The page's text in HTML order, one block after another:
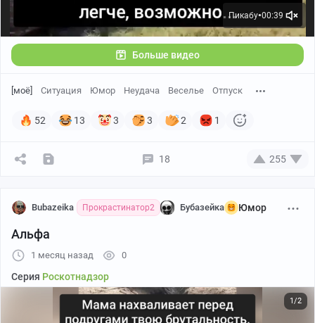
Пикабу●00:39
Больше видео
[моё] Ситуация Юмор Неудача Веселье Отпуск
52 13 3 3 2 1
18 255
Bubazeika Прокрастинатор2 Бубазейка Юмор
Альфа
1 месяц назад 0
Серия Роскотнадзор
1/2